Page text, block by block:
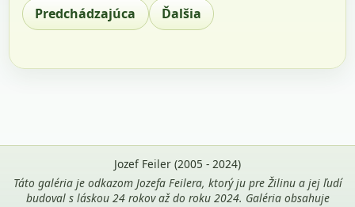
Predchádzajúca Ďalšia
Jozef Feiler (2005 - 2024)
Táto galéria je odkazom Jozefa Feilera, ktorý ju pre Žilinu a jej ľudí
budoval s láskou 24 rokov až do roku 2024. Galéria obsahuje